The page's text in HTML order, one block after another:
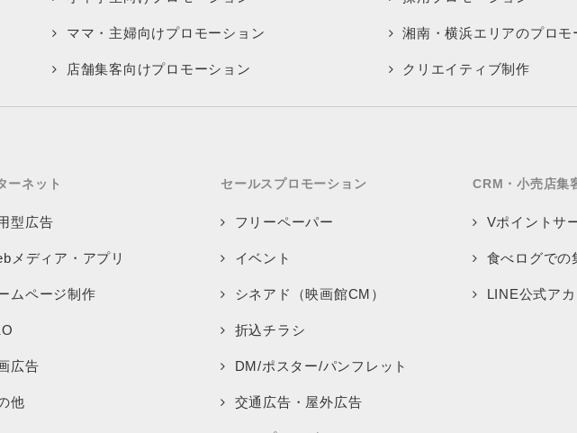
ママ・主婦向けプロモーション
店舗集客向けプロモーション
湘南・横浜エリアのプロモ
クリエイティブ制作
ーネット
型広告
メディア・アプリ
ムページ制作
広告
他
セールスプロモーション
フリーペーパー
イベント
シネアド（映画館CM）
折込チラシ
DM/ポスター/パンフレット
交通広告・屋外広告
CRM・小売店集
Vポイントサ
食べログでの
LINE公式ア